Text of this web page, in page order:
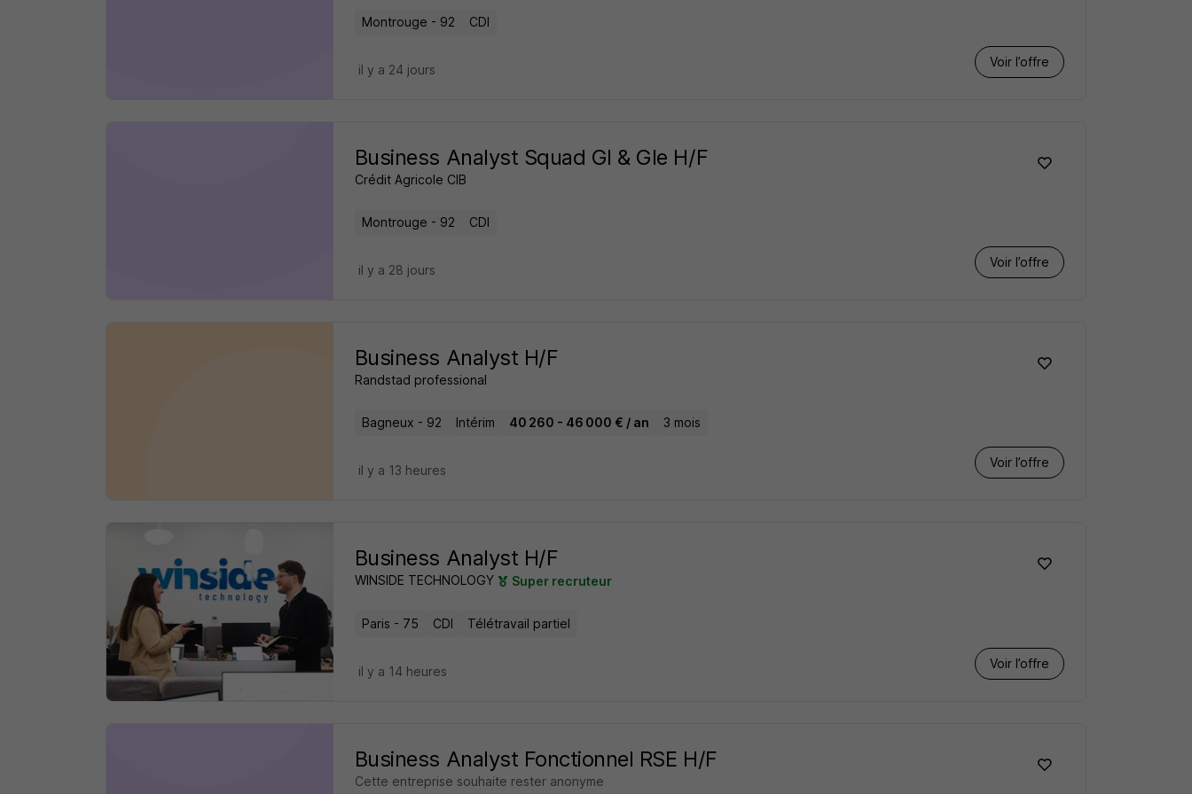
Montrouge - 92 CDI
Voir l’offre
il y a 24 jours
Business Analyst Squad Gl & Gle H/F
Crédit Agricole CIB
Montrouge - 92 CDI
Voir l’offre
il y a 28 jours
Business Analyst H/F
Randstad professional
Bagneux - 92 Intérim 40 260 - 46 000 € / an 3 mois
Voir l’offre
il y a 13 heures
Business Analyst H/F
WINSIDE TECHNOLOGY Super recruteur
Paris - 75 CDI Télétravail partiel
Voir l’offre
il y a 14 heures
Business Analyst Fonctionnel RSE H/F
Cette entreprise souhaite rester anonyme